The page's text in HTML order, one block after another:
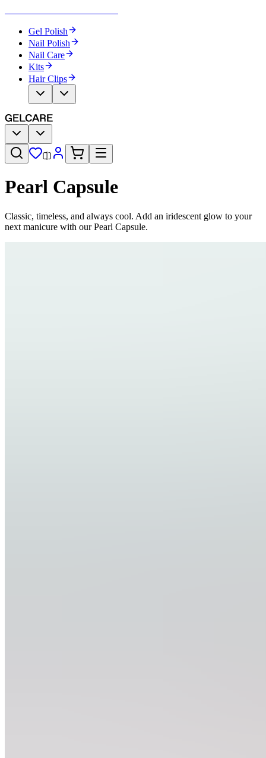
Gel Polish
Nail Polish
Nail Care
Kits
Hair Clips
Pearl Capsule​​​​‌ ‍ ​‍​‍‌‍ ‌ ​‍‌‍‍‌‌‍‌ ‌‍‍‌‌‍ ‍​‍​‍​ ‍‍​‍​‍‌ ​ ‌‍​‌‌‍ ‍‌‍‍‌‌ ‌​‌ ‍‌​‍ ‍‌‍‍‌‌‍ ​‍​‍​‍ ​​‍​‍‌‍‍​‌ ​‍‌‍‌‌‌‍‌‍​‍​‍​ ‍‍​‍​‍‌‍‍​‌ ‌​‌ ‌​‌ ​​‌ ​ ​ ‍‍​‍ ​‍ ‌‍‌ ‌‍‌‌‌‍ ​‌‍​ ‌‍​‌‌ ​‍‌‍‌‌​‍ ‍‌ ​ ‌‍​‌‌‍ ‍‌‍‍‌‌ ‌​‌ ‍‌​‍ ‍‌ ​ ‌ ‌​‌ ‌‌‌‍‌​‌‍‍‌‌‍ ​‍ ‌‍‍‌‌‍ ‍‌ ‌​‌‍‌‌‌‍ ‍‌ ‌​​‍ ‌‍‌‌‌‍‌​‌‍‍‌‌ ‌​​‍ ‌‍ ‌‌‍ ‌‍‌​‌‍‌‌​ ‌‌ ​​‌ ​‍‌‍‌‌‌ ​ ‌‍‌‌‌‍ ‍‌ ‌​‌‍​‌‌ ‌​‌‍‍‌‌‍ ‌‍ ‍​ ‍ ‌‍‍‌‌‍‌​​ ‌‌ ​ ‌‍‍​‌‍ ‌ ​​‌‍‍‌‌‍‌‍‌ ‍‌‌​​ ‌‍ ‌‍ ​‌‍ ​‌‍‌‌‌‍​ ‌ ‌​‌‍‍‌‌‍ ‌‍ ‍​‍ ‌​ ‌​​ ‌ ​ ​ ​ ​‌​ ‌​​ ​ ​ ‍‌​ ​ ​ ‌‌​ ​‍​ ‌‍​ ‍‌​ ‍ ‌ ‌​‌ ‍‌‌ ​​‌‍‌‌​ ‌‌‍​ ‌‍ ‌‍ ​‌‍ ​‌‍‌‌‌‍​ ‌ ‌​‌‍‍‌‌‍ ‌‍ ‍​ ‍ ‌ ​​‌‍​‌‌ ‌​‌‍‍​​ ‌‌‍‍​‌‍‌‌‌ ​‍‌‍ ​‍ ‍‌ ‌​‌‍‍‌‌ ‌​‌‍ ​‌‍‌‌​‍‌‌​ ‌‌‌​​‍‌‌ ‌‍‍ ‌‍‌‌‌ ‍‌​‍‌‌​ ​ ‌​‌​​‍‌‌​ ​ ‌​‌​​‍‌‌​ ​‍​ ​‍‌‍‌‌‌‍ ‍​‍‌‌​ ​‍​ ​‍​‍‌‌​ ‌‌‌​‌​​‍ ‍‌ ‌‍‌‍​‌‌‍ ​‌ ‌‌‌‍‌‌​ ‌‍​‍‌‍​‌‌ ​ ‌‍‌‌‌‌‌‌‌ ​‍‌‍ ​​ ‌‌‍‍​‌ ‌​‌ ‌​‌ ​​‌ ​ ​‍‌‌​ ​ ‌​​‌​‍‌‌​ ​‍‌​‌‍​‍‌‌​ ​‍‌​‌‍‌‍‌ ‌‍‌‌‌‍ ​‌‍​ ‌‍​‌‌ ​‍‌‍‌‌​‍ ‍‌ ​ ‌‍​‌‌‍ ‍‌‍‍‌‌ ‌​‌ ‍‌​‍ ‍‌ ​ ‌ ‌​‌ ‌‌‌‍‌​‌‍‍‌‌‍ ​‍‌‍‌‍‍‌‌‍‌​​ ‌‌ ​ ‌‍‍​‌‍ ‌ ​​‌‍‍‌‌‍‌‍‌ ‍‌‌​​ ‌‍ ‌‍ ​‌‍ ​‌‍‌‌‌‍​ ‌ ‌​‌‍‍‌‌‍ ‌‍ ‍​‍ ‌​ ‌​​ ‌ ​ ​ ​ ​‌​ ‌​​ ​ ​ ‍‌​ ​ ​ ‌‌​ ​‍​ ‌‍​ ‍‌​‍‌‍‌ ‌​‌ ‍‌‌ ​​‌‍‌‌​ ‌‌‍​ ‌‍ ‌‍ ​‌‍ ​‌‍‌‌‌‍​ ‌ ‌​‌‍‍‌‌‍ ‌‍ ‍​‍‌‍‌ ​​‌‍​‌‌ ‌​‌‍‍​​ ‌‌‍‍​‌‍‌‌‌ ​‍‌‍ ​‍ ‍‌ ‌​‌‍‍‌‌ ‌​‌‍ ​‌‍‌‌​‍‌‌​ ‌‌‌​​‍‌‌ ‌‍‍ ‌‍‌‌‌ ‍‌​‍‌‌​ ​ ‌​‌​​‍‌‌​ ​ ‌​‌​​‍‌‌​ ​‍​ ​‍‌‍‌‌‌‍ ‍​‍‌‌​ ​‍​ ​‍​‍‌‌​ ‌‌‌​‌​​‍ ‍‌ ‌‍‌‍​‌‌‍ ​‌ ‌‌‌‍‌‌​‍‌‍‌ ​​‌‍‌‌‌ ​‍‌ ​ ‌ ​​‌‍‌‌‌‍​ ‌ ‌​‌‍‍‌‌ ‌‍‌‍‌‌​ ‌‌ ​​‌ ‌‌‌‍​‍‌‍ ​‌‍‍‌‌ ​ ‌‍‍​‌‍‌‌‌‍‌​​‍​‍‌ ‌
Classic, timeless, and always cool. Add an iridescent glow to your
next manicure with our Pearl Capsule.​​​​‌ ‍ ​‍​‍‌‍ ‌ ​‍‌‍‍‌‌‍‌ ‌‍‍‌‌‍ ‍​‍​‍​ ‍‍​‍​‍‌ ​ ‌‍​‌‌‍ ‍‌‍‍‌‌ ‌​‌ ‍‌​‍ ‍‌‍‍‌‌‍ ​‍​‍​‍ ​​‍​‍‌‍‍​‌ ​‍‌‍‌‌‌‍‌‍​‍​‍​ ‍‍​‍​‍‌‍‍​‌ ‌​‌ ‌​‌ ​​‌ ​ ​ ‍‍​‍ ​‍ ‌‍‌ ‌‍‌‌‌‍ ​‌‍​ ‌‍​‌‌ ​‍‌‍‌‌​‍ ‍‌ ​ ‌‍​‌‌‍ ‍‌‍‍‌‌ ‌​‌ ‍‌​‍ ‍‌ ​ ‌ ‌​‌ ‌‌‌‍‌​‌‍‍‌‌‍ ​‍ ‌‍‍‌‌‍ ‍‌ ‌​‌‍‌‌‌‍ ‍‌ ‌​​‍ ‌‍‌‌‌‍‌​‌‍‍‌‌ ‌​​‍ ‌‍ ‌‌‍ ‌‍‌​‌‍‌‌​ ‌‌ ​​‌ ​‍‌‍‌‌‌ ​ ‌‍‌‌‌‍ ‍‌ ‌​‌‍​‌‌ ‌​‌‍‍‌‌‍ ‌‍ ‍​ ‍ ‌‍‍‌‌‍‌​​ ‌‌ ​ ‌‍‍​‌‍ ‌ ​​‌‍‍‌‌‍‌‍‌ ‍‌‌​​ ‌‍ ‌‍ ​‌‍ ​‌‍‌‌‌‍​ ‌ ‌​‌‍‍‌‌‍ ‌‍ ‍​‍ ‌​ ‌​​ ‌ ​ ​ ​ ​‌​ ‌​​ ​ ​ ‍‌​ ​ ​ ‌‌​ ​‍​ ‌‍​ ‍‌​ ‍ ‌ ‌​‌ ‍‌‌ ​​‌‍‌‌​ ‌‌‍​ ‌‍ ‌‍ ​‌‍ ​‌‍‌‌‌‍​ ‌ ‌​‌‍‍‌‌‍ ‌‍ ‍​ ‍ ‌ ​​‌‍​‌‌ ‌​‌‍‍​​ ‌‌‍‍​‌‍‌‌‌ ​‍‌‍ ​‍ ‍‌‍‌​‌‍‌‌‌ ​ ‌‍​ ‌ ​‍‌‍‍‌‌ ​​‌ ‌​‌‍‍‌‌‍ ‌‍ ‍​‍‌‌​ ‌‌‌​​‍‌‌ ‌‍‍ ‌‍‌‌‌ ‍‌​‍‌‌​ ​ ‌​‌​​‍‌‌​ ​ ‌​‌​​‍‌‌​ ​‍​ ​‍‌‍‌‌‌‍ ‍​‍‌‌​ ​‍​ ​‍​‍‌‌​ ‌‌‌​‌​​‍ ‍‌ ‌‍‌‍​‌‌‍ ​‌ ‌‌‌‍‌‌​‍‌‌​ ‌‌‌​​‍‌‌ ‌‍‍ ‌‍‌‌‌ ‍‌​‍‌‌​ ​ ‌​‌​​‍‌‌​ ​ ‌​‌​​‍‌‌​ ​‍​ ​‍​ ​ ​ ​‌​ ‍‌‌‍‌‌‌‍​ ​ ‌​‌‍‌‍‌‍​‍‌‍‌​‌‍​‍‌‍‌​‌‍‌‍​‍‌‌​ ​‍​ ​‍​‍‌‌​ ‌‌‌​‌​​‍ ‍‌‍​ ‌‍‍​‌‍‍‌‌‍ ​‌‍‌​‌ ​‍‌‍‌‌‌‍ ‍​‍‌‌​ ‌‌‌​​‍‌‌ ‌‍‍ ‌‍‌‌‌ ‍‌​‍‌‌​ ​ ‌​‌​​‍‌‌​ ​ ‌​‌​​‍‌‌​ ​‍​ ​‍‌‍‌‍​ ‌‍​ ‌‌​ ‌ ​ ​ ‌‍​‍‌‍‌‌​ ‌​​ ​​​ ​‍‌‍​ ‌‍​ ​ ​​​‍‌‌​ ​‍​ ​‍​‍‌‌​ ‌‌‌​‌​​‍ ‍‌ ‌​‌‍‌‌‌ ‍​‌ ‌​​ ‌‍​‍‌‍​‌‌ ​ ‌‍‌‌‌‌‌‌‌ ​‍‌‍ ​​ ‌‌‍‍​‌ ‌​‌ ‌​‌ ​​‌ ​ ​‍‌‌​ ​ ‌​​‌​‍‌‌​ ​‍‌​‌‍​‍‌‌​ ​‍‌​‌‍‌‍‌ ‌‍‌‌‌‍ ​‌‍​ ‌‍​‌‌ ​‍‌‍‌‌​‍ ‍‌ ​ ‌‍​‌‌‍ ‍‌‍‍‌‌ ‌​‌ ‍‌​‍ ‍‌ ​ ‌ ‌​‌ ‌‌‌‍‌​‌‍‍‌‌‍ ​‍‌‍‌‍‍‌‌‍‌​​ ‌‌ ​ ‌‍‍​‌‍ ‌ ​​‌‍‍‌‌‍‌‍‌ ‍‌‌​​ ‌‍ ‌‍ ​‌‍ ​‌‍‌‌‌‍​ ‌ ‌​‌‍‍‌‌‍ ‌‍ ‍​‍ ‌​ ‌​​ ‌ ​ ​ ​ ​‌​ ‌​​ ​ ​ ‍‌​ ​ ​ ‌‌​ ​‍​ ‌‍​ ‍‌​‍‌‍‌ ‌​‌ ‍‌‌ ​​‌‍‌‌​ ‌‌‍​ ‌‍ ‌‍ ​‌‍ ​‌‍‌‌‌‍​ ‌ ‌​‌‍‍‌‌‍ ‌‍ ‍​‍‌‍‌ ​​‌‍​‌‌ ‌​‌‍‍​​ ‌‌‍‍​‌‍‌‌‌ ​‍‌‍ ​‍ ‍‌‍‌​‌‍‌‌‌ ​ ‌‍​ ‌ ​‍‌‍‍‌‌ ​​‌ ‌​‌‍‍‌‌‍ ‌‍ ‍​‍‌‌​ ‌‌‌​​‍‌‌ ‌‍‍ ‌‍‌‌‌ ‍‌​‍‌‌​ ​ ‌​‌​​‍‌‌​ ​ ‌​‌​​‍‌‌​ ​‍​ ​‍‌‍‌‌‌‍ ‍​‍‌‌​ ​‍​ ​‍​‍‌‌​ ‌‌‌​‌​​‍ ‍‌ ‌‍‌‍​‌‌‍ ​‌ ‌‌‌‍‌‌​‍‌‌​ ‌‌‌​​‍‌‌ ‌‍‍ ‌‍‌‌‌ ‍‌​‍‌‌​ ​ ‌​‌​​‍‌‌​ ​ ‌​‌​​‍‌‌​ ​‍​ ​‍​ ​ ​ ​‌​ ‍‌‌‍‌‌‌‍​ ​ ‌​‌‍‌‍‌‍​‍‌‍‌​‌‍​‍‌‍‌​‌‍‌‍​‍‌‌​ ​‍​ ​‍​‍‌‌​ ‌‌‌​‌​​‍ ‍‌‍​ ‌‍‍​‌‍‍‌‌‍ ​‌‍‌​‌ ​‍‌‍‌‌‌‍ ‍​‍‌‌​ ‌‌‌​​‍‌‌ ‌‍‍ ‌‍‌‌‌ ‍‌​‍‌‌​ ​ ‌​‌​​‍‌‌​ ​ ‌​‌​​‍‌‌​ ​‍​ ​‍‌‍‌‍​ ‌‍​ ‌‌​ ‌ ​ ​ ‌‍​‍‌‍‌‌​ ‌​​ ​​​ ​‍‌‍​ ‌‍​ ​ ​​​‍‌‌​ ​‍​ ​‍​‍‌‌​ ‌‌‌​‌​​‍ ‍‌ ‌​‌‍‌‌‌ ‍​‌ ‌​​‍‌‍‌ ​​‌‍‌‌‌ ​‍‌ ​ ‌ ​​‌‍‌‌‌‍​ ‌ ‌​‌‍‍‌‌ ‌‍‌‍‌‌​ ‌‌ ​​‌ ‌‌‌‍​‍‌‍ ​‌‍‍‌‌ ​ ‌‍‍​‌‍‌‌‌‍‌​​‍​‍‌ ‌